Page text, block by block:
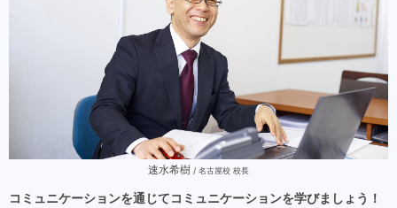
速水希樹 / 名古屋校 校長
コミュニケーションを通じてコミュニケーションを学びましょう！